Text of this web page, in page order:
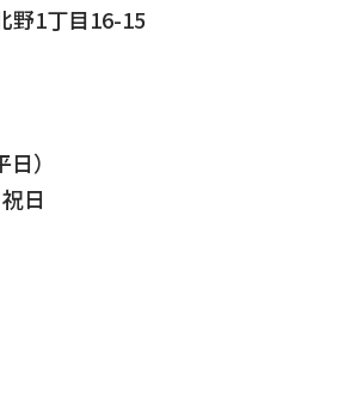
野1丁目16-15
）
日